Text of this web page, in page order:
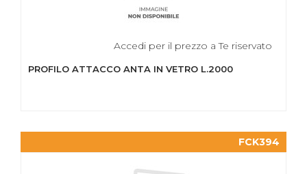
Accedi per il prezzo a Te riservato
PROFILO ATTACCO ANTA IN VETRO L.2000
FCK394